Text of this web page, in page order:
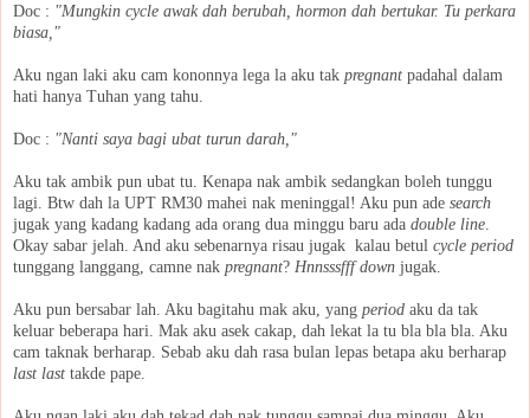
Doc : "Mungkin cycle awak dah berubah, hormon dah bertukar. Tu perkara
biasa,"
Aku ngan laki aku cam kononnya lega la aku tak pregnant padahal dalam
hati hanya Tuhan yang tahu.
Doc : "Nanti saya bagi ubat turun darah,"
Aku tak ambik pun ubat tu. Kenapa nak ambik sedangkan boleh tunggu
lagi. Btw dah la UPT RM30 mahei nak meninggal! Aku pun ade search
jugak yang kadang kadang ada orang dua minggu baru ada double line
Okay sabar jelah. And aku sebenarnya risau jugak kalau betul cycle period
tunggang langgang, camne nak pregnant? Hnnsssfff down jugak.
Aku pun bersabar lah. Aku bagitahu mak aku, yang period aku da tak
keluar beberapa hari. Mak aku asek cakap, dah lekat la tu bla bla bla. Aku
cam taknak berharap. Sebab aku dah rasa bulan lepas betapa aku berharap
last last takde pape.